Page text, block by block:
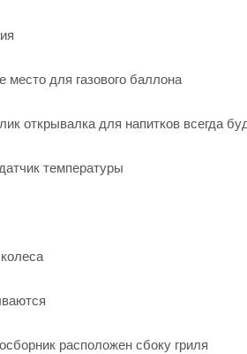
место для газового баллона
открывалка для напитков всегда
температуры
расположен сбоку гриля